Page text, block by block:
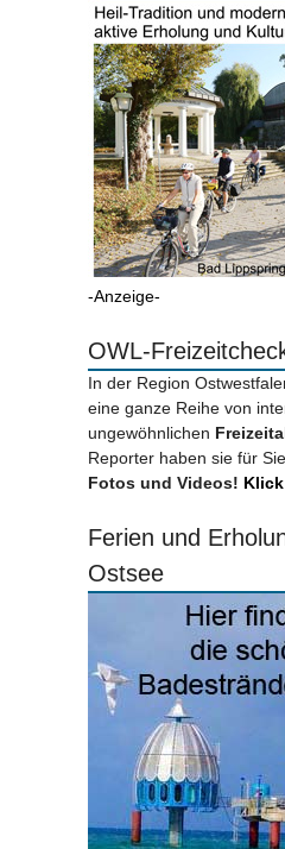
-Anzeige-
OWL-
In der Region
eine ganze Reihe von
ungewöhnlichen
Reporter haben sie für
Fotos und Videos!
Ferien und
Ostsee